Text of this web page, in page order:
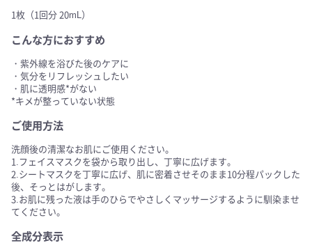
1枚（1回分 20mL）
こんな方におすすめ
・紫外線を浴びた後のケアに
・気分をリフレッシュしたい
・肌に透明感*がない
*キメが整っていない状態
ご使用方法
洗顔後の清潔なお肌にご使用ください。
1.フェイスマスクを袋から取り出し、丁寧に広げます。
2.シートマスクを丁寧に広げ、肌に密着させそのまま10分程パックした
後、そっとはがします。
3.お肌に残った液は手のひらでやさしくマッサージするように馴染ませ
てください。
全成分表示